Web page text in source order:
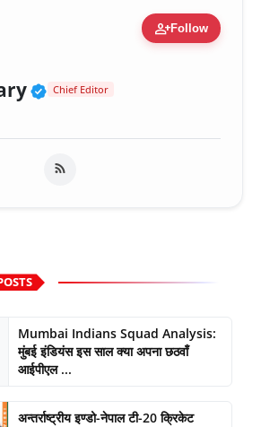
person_addFollow
Verified Public Figure
Chief Editor
Mumbai Indians Squad Analysis:
मुंबई इंडियंस इस साल क्या अपना छठवाँ
आईपीएल ...
अन्तर्राष्ट्रीय इण्डो-नेपाल टी-20 क्रिकेट